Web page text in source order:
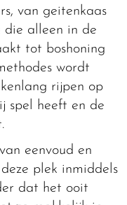
van geitenkaas
die alleen in de
tot boshoning
wordt
rijpen op
spel heeft en de
eenvoud en
plek inmiddels
dat het ooit